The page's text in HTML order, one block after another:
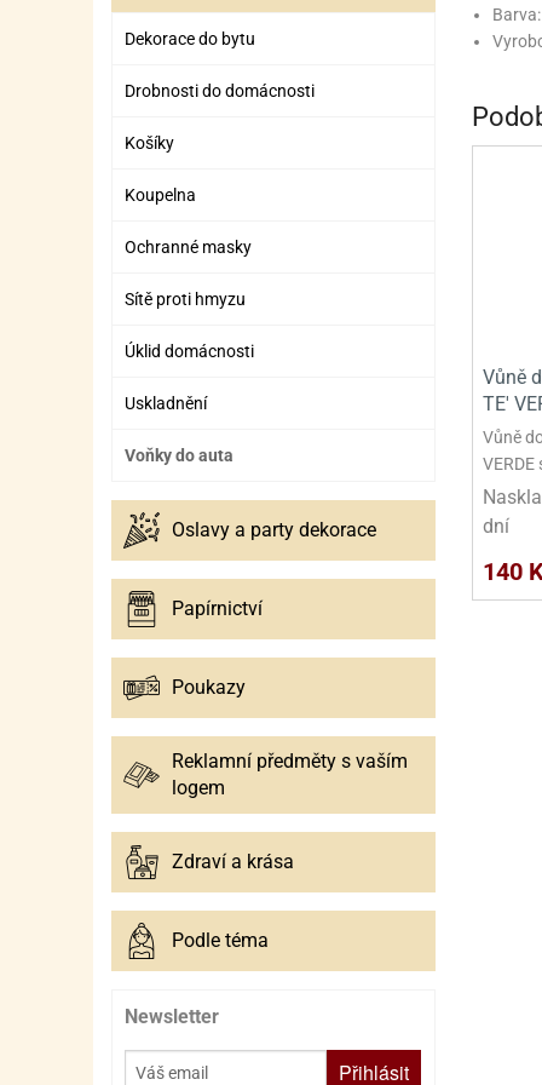
BOXY A TAŠKY NA POMŮCKY
ZÁBAVNÉ HRAČKY, DOPLŇKY
VÝROBA SLIZU
Dekorace do bytu
Drobnosti do domácnosti
Košíky
Koupelna
Ochranné masky
Sítě proti hmyzu
Úklid domácnosti
Uskladnění
Voňky do auta
Oslavy a party dekorace
Papírnictví
Poukazy
Reklamní předměty s vaším
logem
Zdraví a krása
Podle téma
Newsletter
Přihlásit
Vůně
TE'
Vůně
VERDE
dní
140